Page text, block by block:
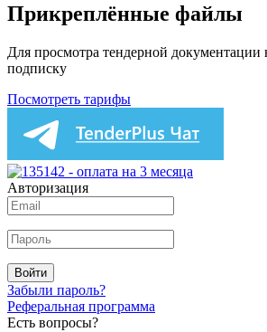
Прикреплённые файлы
Для просмотра тендерной документации
подписку
Посмотреть тарифы
Авторизация
Войти
Забыли пароль?
Реферальная программа
Есть вопросы?